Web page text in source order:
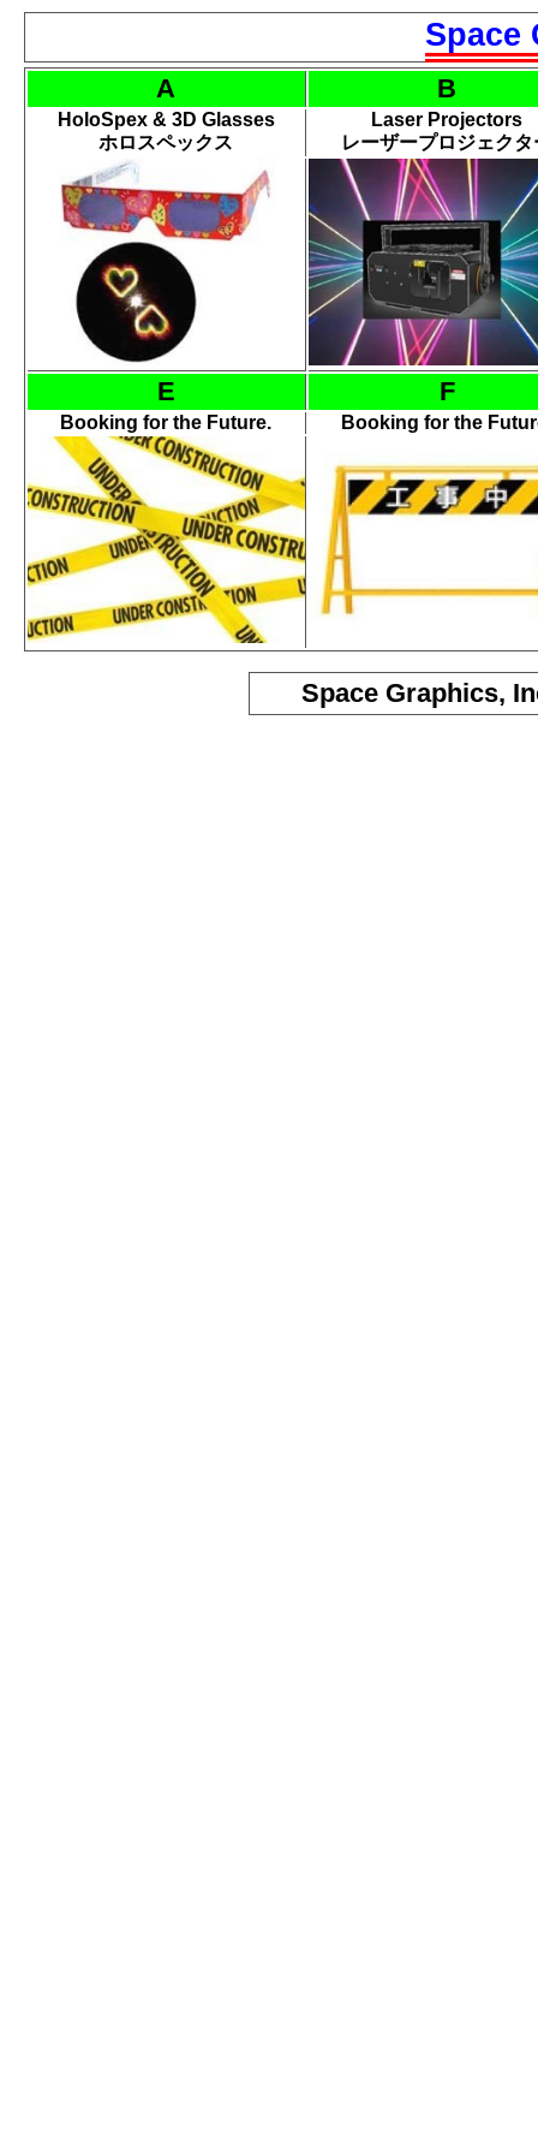
Space
A B
HoloSpex & 3D Glasses
ホロ スペックス
Laser Projectors
レーザープロジェクタ
E F
Booking for the Future. Booking for the
Space Graphics,